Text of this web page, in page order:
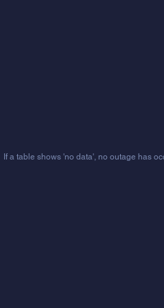
If a table shows 'no data', no outage has